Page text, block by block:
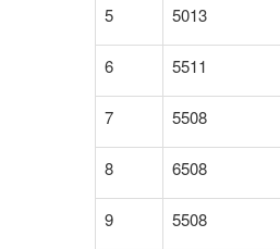
5 5013
6 5511
7 5508
8 6508
9 5508